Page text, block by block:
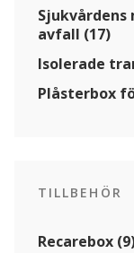
avfall (17)
Isolerade
Plåsterbox
TILLBEHÖR
Recarebox